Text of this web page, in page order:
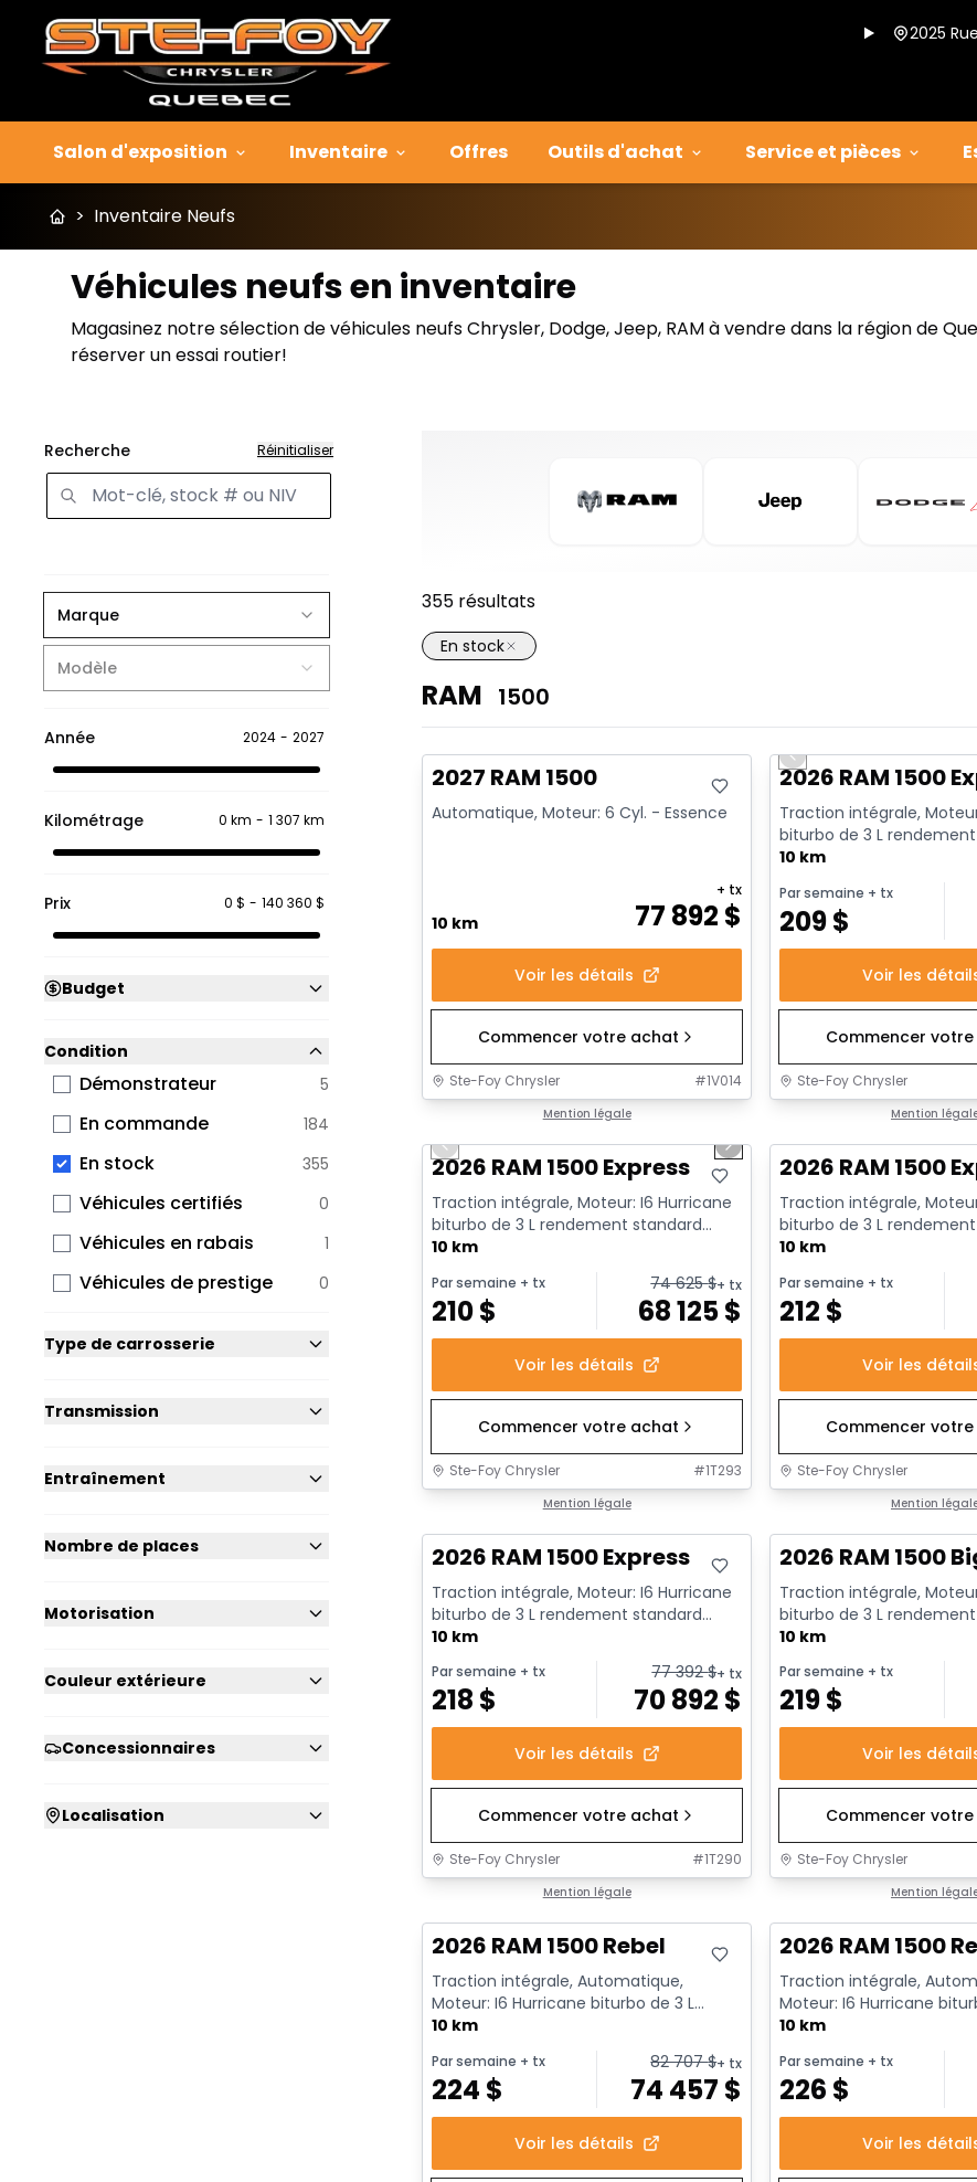
2025
Salon d'exposition Inventaire Offres Outils d'achat Service et pièces
> Inventaire Neufs
Véhicules neufs en inventaire
Magasinez notre sélection de véhicules neufs Chrysler, Dodge, Jeep, RAM à vendre dans la région de
réserver un essai routier!
Recherche Réinitialiser
Marque
Modèle
Année 2024 - 2027
Kilométrage 0 km - 1 307 km
Prix 0 $ - 140 360 $
Budget
Condition
Démonstrateur 5
En commande 184
En stock 355
Véhicules certifiés 0
Véhicules en rabais 1
Véhicules de prestige 0
Type de carrosserie
Transmission
Entraînement
Nombre de places
Motorisation
Couleur extérieure
Concessionnaires
Localisation
355 résultats
En stock
RAM 1500
En stock
2027 RAM 1500
Automatique, Moteur: 6 Cyl. - Essence
10 km 77 892 $
+ tx
Voir les détails
Commencer votre achat
Ste-Foy Chrysler #1V014
Mention légale
En stock
Previous slide
2026 RAM 1500
Traction intégrale,
biturbo de 3 L
avec arrêt au ralenti - 6...
10 km
Par semaine + tx
209$
Voir les
Commencer
Ste-Foy Chrysler
Mention
Previous slide Next slide
2026 RAM 1500 Express
Traction intégrale, Moteur: I6 Hurricane
biturbo de 3 L rendement standard
avec arrêt au ralenti - 6...
10 km
Par semaine + tx
210$
74 625$+ tx
68 125$
Voir les détails
Commencer votre achat
Ste-Foy Chrysler #1T293
Mention légale
2026 RAM 1500
Traction intégrale,
biturbo de 3 L
avec arrêt au ralenti - 6...
10 km
Par semaine + tx
212 $
Voir les
Commencer
Ste-Foy Chrysler
Mention
2026 RAM 1500 Express
Traction intégrale, Moteur: I6 Hurricane
biturbo de 3 L rendement standard
avec arrêt au ralenti - 6...
10 km
Par semaine + tx
218 $
77 392$+ tx
70 892 $
Voir les détails
Commencer votre achat
Ste-Foy Chrysler #1T290
Mention légale
2026 RAM 1500
Traction intégrale,
biturbo de 3 L
avec arrêt au ralenti - 6...
10 km
Par semaine + tx
219$
Voir les
Commencer
Ste-Foy Chrysler
Mention
2026 RAM 1500 Rebel
Traction intégrale, Automatique,
Moteur: I6 Hurricane biturbo de 3 L
rendement standard avec arrêt a...
10 km
Par semaine + tx
224 $
82 707$+ tx
74 457 $
Voir les détails
2026 RAM 1500
Traction intégrale,
Moteur: I6 Hurricane
rendement standard
10 km
Par semaine + tx
226 $
Voir les